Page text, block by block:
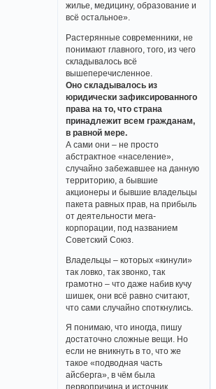
жилье, медицину, образование и
всё остальное».
Растерянные современники, не
понимают главного, того, из чего
складывалось всё
вышеперечисленное.
Оно складывалось из
юридически зафиксированного
права на то, что страна
принадлежит всем гражданам,
в равной мере.
А сами они – не просто
абстрактное «население»,
случайно забежавшее на данную
территорию, а бывшие
акционеры и бывшие владельцы
пакета равных прав, на прибыль
от деятельности мега-
корпорации, под названием
Советский Союз.
Владельцы – которых «кинули»
так ловко, так звонко, так
грамотно – что даже набив кучу
шишек, они всё равно считают,
что сами случайно споткнулись.
Я понимаю, что иногда, пишу
достаточно сложные вещи. Но
если не вникнуть в то, что же
такое «подводная часть
айсберга», в чём была
первопричина и источник